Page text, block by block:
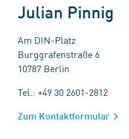
Julian Pinnig
Am DIN-Platz
Burggrafenstraße 6
10787 Berlin
Tel.: +49 30 2601-2812
Zum Kontaktformular